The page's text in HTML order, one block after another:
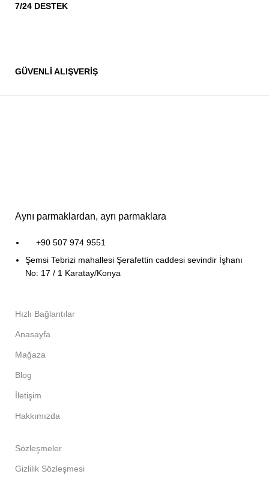
7/24 DESTEK
GÜVENLİ ALIŞVERİŞ
Aynı parmaklardan, ayrı parmaklara
+90 507 974 9551
Şemsi Tebrizi mahallesi Şerafettin caddesi sevindir İşhanı
No: 17 / 1 Karatay/Konya
Hızlı Bağlantılar
Anasayfa
Mağaza
Blog
İletişim
Hakkımızda
Sözleşmeler
Gizlilik Sözleşmesi